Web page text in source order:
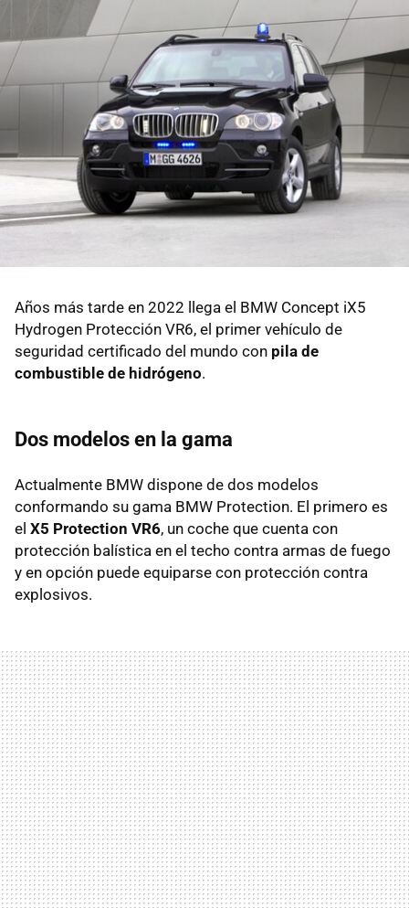
Años más tarde en 2022 llega el BMW Concept iX5
Hydrogen Protección VR6, el primer vehículo de
seguridad certificado del mundo con pila de
combustible de hidrógeno.
Dos modelos en la gama
Actualmente BMW dispone de dos modelos
conformando su gama BMW Protection. El primero es
el X5 Protection VR6, un coche que cuenta con
protección balística en el techo contra armas de fuego
y en opción puede equiparse con protección contra
explosivos.